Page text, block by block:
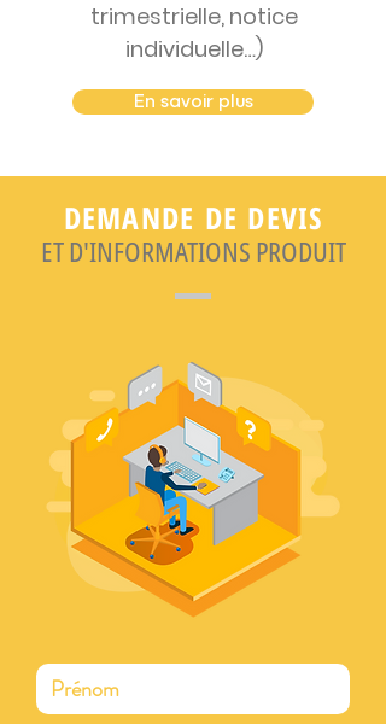
trimestrielle, notice
individuelle…)
En savoir plus
DEMANDE DE DEVIS
ET D'INFORMATIONS PRODUIT